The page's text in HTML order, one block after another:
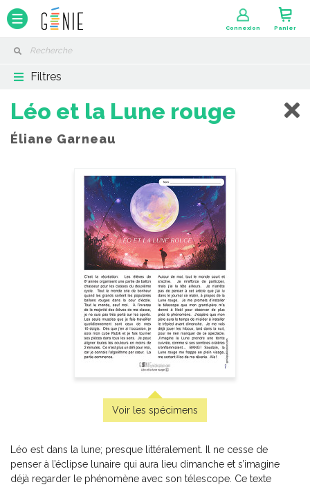
Connexion Panier
Filtres
Totally English 6
6,99 $ -PDF
Léo et la Lune rouge
Éliane Garneau
Voir les spécimens
Léo est dans la lune; presque littéralement. Il ne cesse de
penser à l’éclipse lunaire qui aura lieu dimanche et s’imagine
déjà regarder le phénomène avec son télescope. Ce texte
Panneau de gestion des cookies